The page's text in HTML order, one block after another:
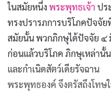
ในสมัยหนึ่ง พระพุทธเจ้า ปร
ทรงปรารภการบริโภคปัจจั
สมัยนั้น พวกภิกษุได้ปัจจัย ๔
ก่อนแล้วบริโภค ภิกษุเหล่านั้
และกำเนิดสัตว์เดียรัจฉาน
พระพุทธองค์ จึงตรัสถึงโทษ